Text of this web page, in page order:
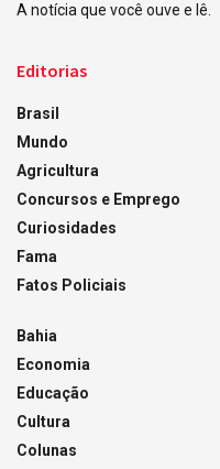
A notícia que você ouve e lê.
Editorias
Brasil
Mundo
Agricultura
Concursos e Emprego
Curiosidades
Fama
Fatos Policiais
Bahia
Economia
Educação
Cultura
Colunas